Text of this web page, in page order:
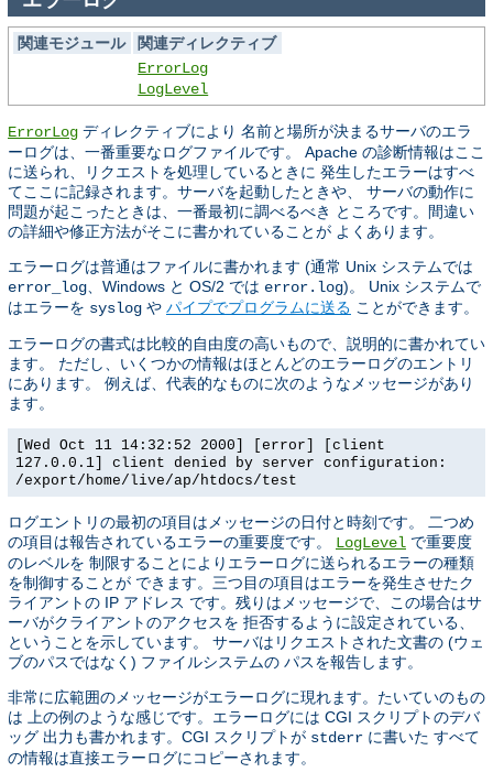
関連モジュール
関連ディレクティブ
ErrorLog
LogLevel
ErrorLog ディレクティブにより 名前と場所が決まるサーバのエラ
ーログは、一番重要なログファイルです。 Apache の診断情報はここ
に送られ、リクエストを処理しているときに 発生したエラーはすべ
てここに記録されます。サーバを起動したときや、 サーバの動作に
問題が起こったときは、一番最初に調べるべき ところです。間違い
の詳細や修正方法がそこに書かれていることが よくあります。
エラーログは普通はファイルに書かれます (通常 Unix システムでは
error_log、Windows と OS/2 では error.log)。 Unix システムで
はエラーを syslog や パイプでプログラムに送る ことができます。
エラーログの書式は比較的自由度の高いもので、説明的に書かれてい
ます。 ただし、いくつかの情報はほとんどのエラーログのエントリ
にあります。 例えば、代表的なものに次のようなメッセージがあり
ます。
[Wed Oct 11 14:32:52 2000] [error] [client
127.0.0.1] client denied by server configuration:
/export/home/live/ap/htdocs/test
ログエントリの最初の項目はメッセージの日付と時刻です。 二つめ
の項目は報告されているエラーの重要度です。 LogLevel で重要度
のレベルを 制限することによりエラーログに送られるエラーの種類
を制御することが できます。三つ目の項目はエラーを発生させたク
ライアントの IP アドレス です。残りはメッセージで、この場合はサ
ーバがクライアントのアクセスを 拒否するように設定されている、
ということを示しています。 サーバはリクエストされた文書の (ウェ
ブのパスではなく) ファイルシステムの パスを報告します。
非常に広範囲のメッセージがエラーログに現れます。たいていのもの
は 上の例のような感じです。エラーログには CGI スクリプトのデバ
ッグ 出力も書かれます。CGI スクリプトが stderr に書いた すべて
の情報は直接エラーログにコピーされます。